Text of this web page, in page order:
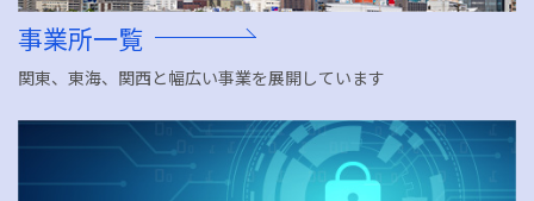
会社情報
会社概要 業務紹介
事業所一覧 情報セキュリティ基本方
針
WORKS
工場・プラント 官公庁
サイトマップ
SITEMAP
採用情報
事業所一覧
関東、東海、関西と幅広い事業を展開しています